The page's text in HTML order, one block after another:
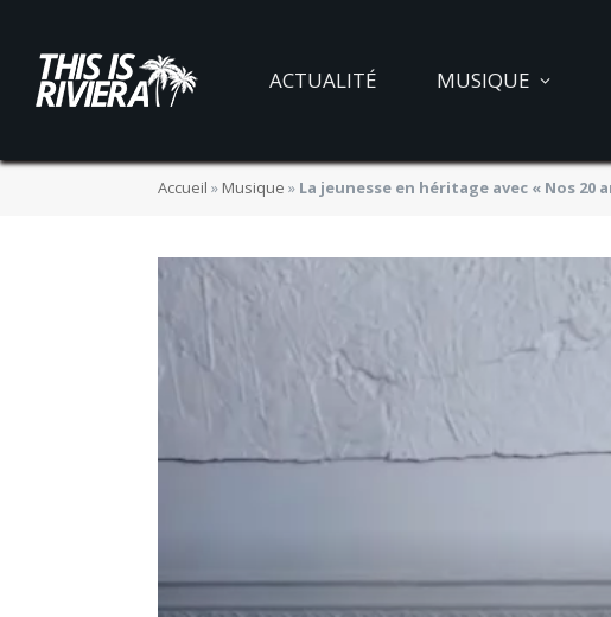
ACTUALITÉ MUSIQUE
Accueil » Musique » La jeunesse en héritage avec « Nos 20